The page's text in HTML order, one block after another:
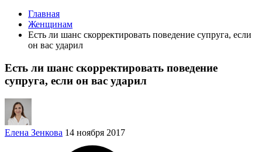
Главная
Женщинам
Есть ли шанс скорректировать поведение супруга, если
он вас ударил
Есть ли шанс скорректировать поведение
супруга, если он вас ударил
Елена Зенкова 14 ноября 2017